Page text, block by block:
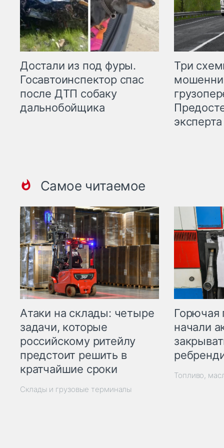
Достали из под фуры.
Госавтоинспектор спас
после ДТП собаку
дальнобойщика
Три
эксперта
Самое читаемое
Атаки на склады: четыре
задачи, которые
российскому ритейлу
предстоит решить в
кратчайшие сроки
Склады и грузовые терминалы
Горючая
начали
Топливо,